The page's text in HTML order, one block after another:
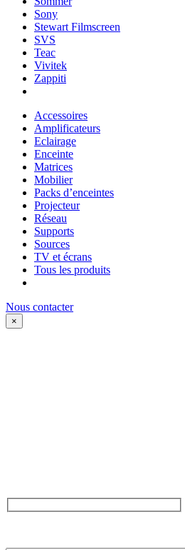
Sony
Stewart Filmscreen
SVS
Teac
Vivitek
Zappiti
Accessoires
Amplificateurs
Eclairage
Enceinte
Matrices
Mobilier
Packs d’enceintes
Projecteur
Réseau
Supports
Sources
TV et écrans
Tous les produits
Nous contacter
×